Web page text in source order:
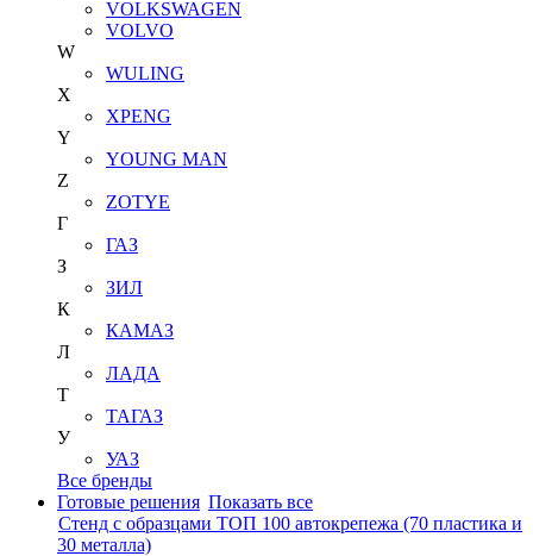
VOLKSWAGEN
VOLVO
W
WULING
X
XPENG
Y
YOUNG MAN
Z
ZOTYE
Г
ГАЗ
З
ЗИЛ
К
КАМАЗ
Л
ЛАДА
Т
ТАГАЗ
У
УАЗ
Все бренды
Готовые решения Показать все
Стенд с образцами ТОП 100 автокрепежа (70 пластика и
30 металла)